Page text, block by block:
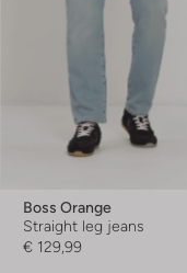
Boss Orange
Straight leg jeans
€ 129,99